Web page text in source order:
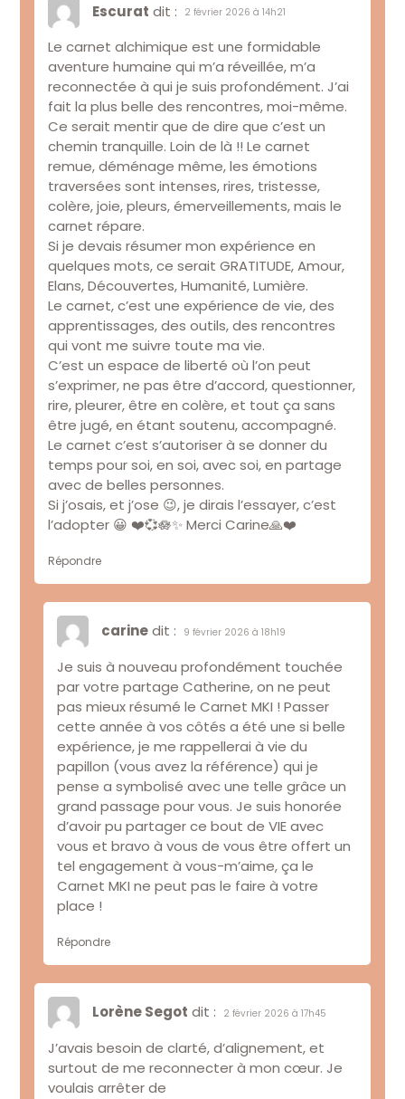
Escurat dit : 2 février 2026 à 14h21
Le carnet alchimique est une formidable
aventure humaine qui m’a réveillée, m’a
reconnectée à qui je suis profondément. J’ai
fait la plus belle des rencontres, moi-même.
Ce serait mentir que de dire que c’est un
chemin tranquille. Loin de là !! Le carnet
remue, déménage même, les émotions
traversées sont intenses, rires, tristesse,
colère, joie, pleurs, émerveillements, mais le
carnet répare.
Si je devais résumer mon expérience en
quelques mots, ce serait GRATITUDE, Amour,
Elans, Découvertes, Humanité, Lumière.
Le carnet, c’est une expérience de vie, des
apprentissages, des outils, des rencontres
qui vont me suivre toute ma vie.
C’est un espace de liberté où l’on peut
s’exprimer, ne pas être d’accord, questionner,
rire, pleurer, être en colère, et tout ça sans
être jugé, en étant soutenu, accompagné.
Le carnet c’est s’autoriser à se donner du
temps pour soi, en soi, avec soi, en partage
avec de belles personnes.
Si j’osais, et j’ose 😉, je dirais l’essayer, c’est
l’adopter 😀 ❤️💞🪷✨️ Merci Carine🙏❤️
Répondre
carine dit : 9 février 2026 à 18h19
Je suis à nouveau profondément touchée
par votre partage Catherine, on ne peut
pas mieux résumé le Carnet MKI ! Passer
cette année à vos côtés a été une si belle
expérience, je me rappellerai à vie du
papillon (vous avez la référence) qui je
pense a symbolisé avec une telle grâce un
grand passage pour vous. Je suis honorée
d’avoir pu partager ce bout de VIE avec
vous et bravo à vous de vous être offert un
tel engagement à vous-m’aime, ça le
Carnet MKI ne peut pas le faire à votre
place !
Répondre
Lorène Segot dit : 2 février 2026 à 17h45
J’avais besoin de clarté, d’alignement, et
surtout de me reconnecter à mon cœur. Je
voulais arrêter de